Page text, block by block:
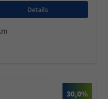
Details
30,0%